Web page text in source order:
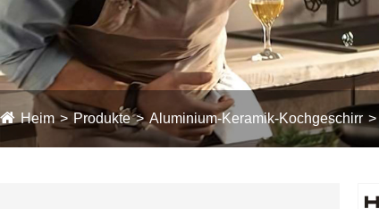
Heim Produkte Aluminium-Keramik-Kochgeschirr